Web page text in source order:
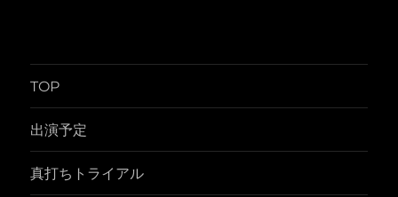
TOP
出演予定
真打ちトライアル